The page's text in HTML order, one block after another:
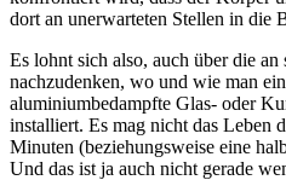
dort an unerwarteten Stellen in die
Es lohnt sich also, auch über die an
nachzudenken, wo und wie man
aluminiumbedampfte Glas- oder
installiert. Es mag nicht das Leben
Minuten (beziehungsweise eine
Und das ist ja auch nicht gerade